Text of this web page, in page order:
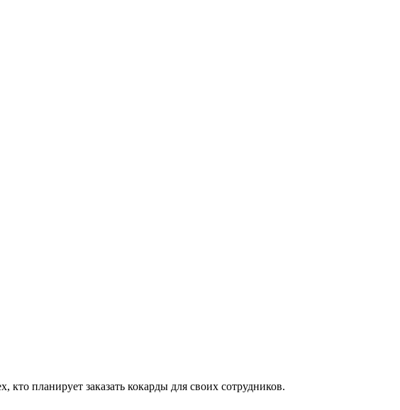
планирует заказать кокарды для своих сотрудников.